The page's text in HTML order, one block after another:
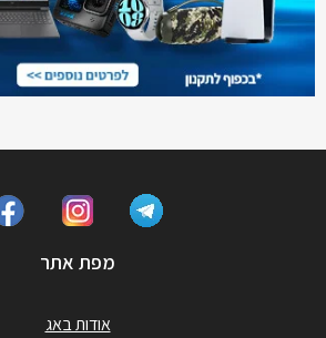
מפת אתר
אודות באג